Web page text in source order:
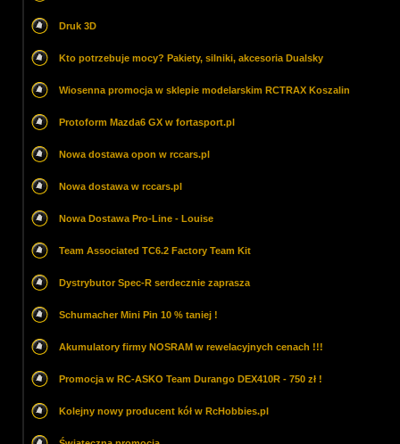
Druk 3D
Kto potrzebuje mocy? Pakiety, silniki, akcesoria Dualsky
Wiosenna promocja w sklepie modelarskim RCTRAX Koszalin
Protoform Mazda6 GX w fortasport.pl
Nowa dostawa opon w rccars.pl
Nowa dostawa w rccars.pl
Nowa Dostawa Pro-Line - Louise
Team Associated TC6.2 Factory Team Kit
Dystrybutor Spec-R serdecznie zaprasza
Schumacher Mini Pin 10 % taniej !
Akumulatory firmy NOSRAM w rewelacyjnych cenach !!!
Promocja w RC-ASKO Team Durango DEX410R - 750 zł !
Kolejny nowy producent kół w RcHobbies.pl